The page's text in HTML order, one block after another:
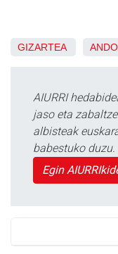
GIZARTEA
AIURRI
jaso eta
albisteak
babestuko duzu.
Egin